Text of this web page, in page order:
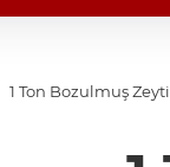
1 Ton Bozulmuş